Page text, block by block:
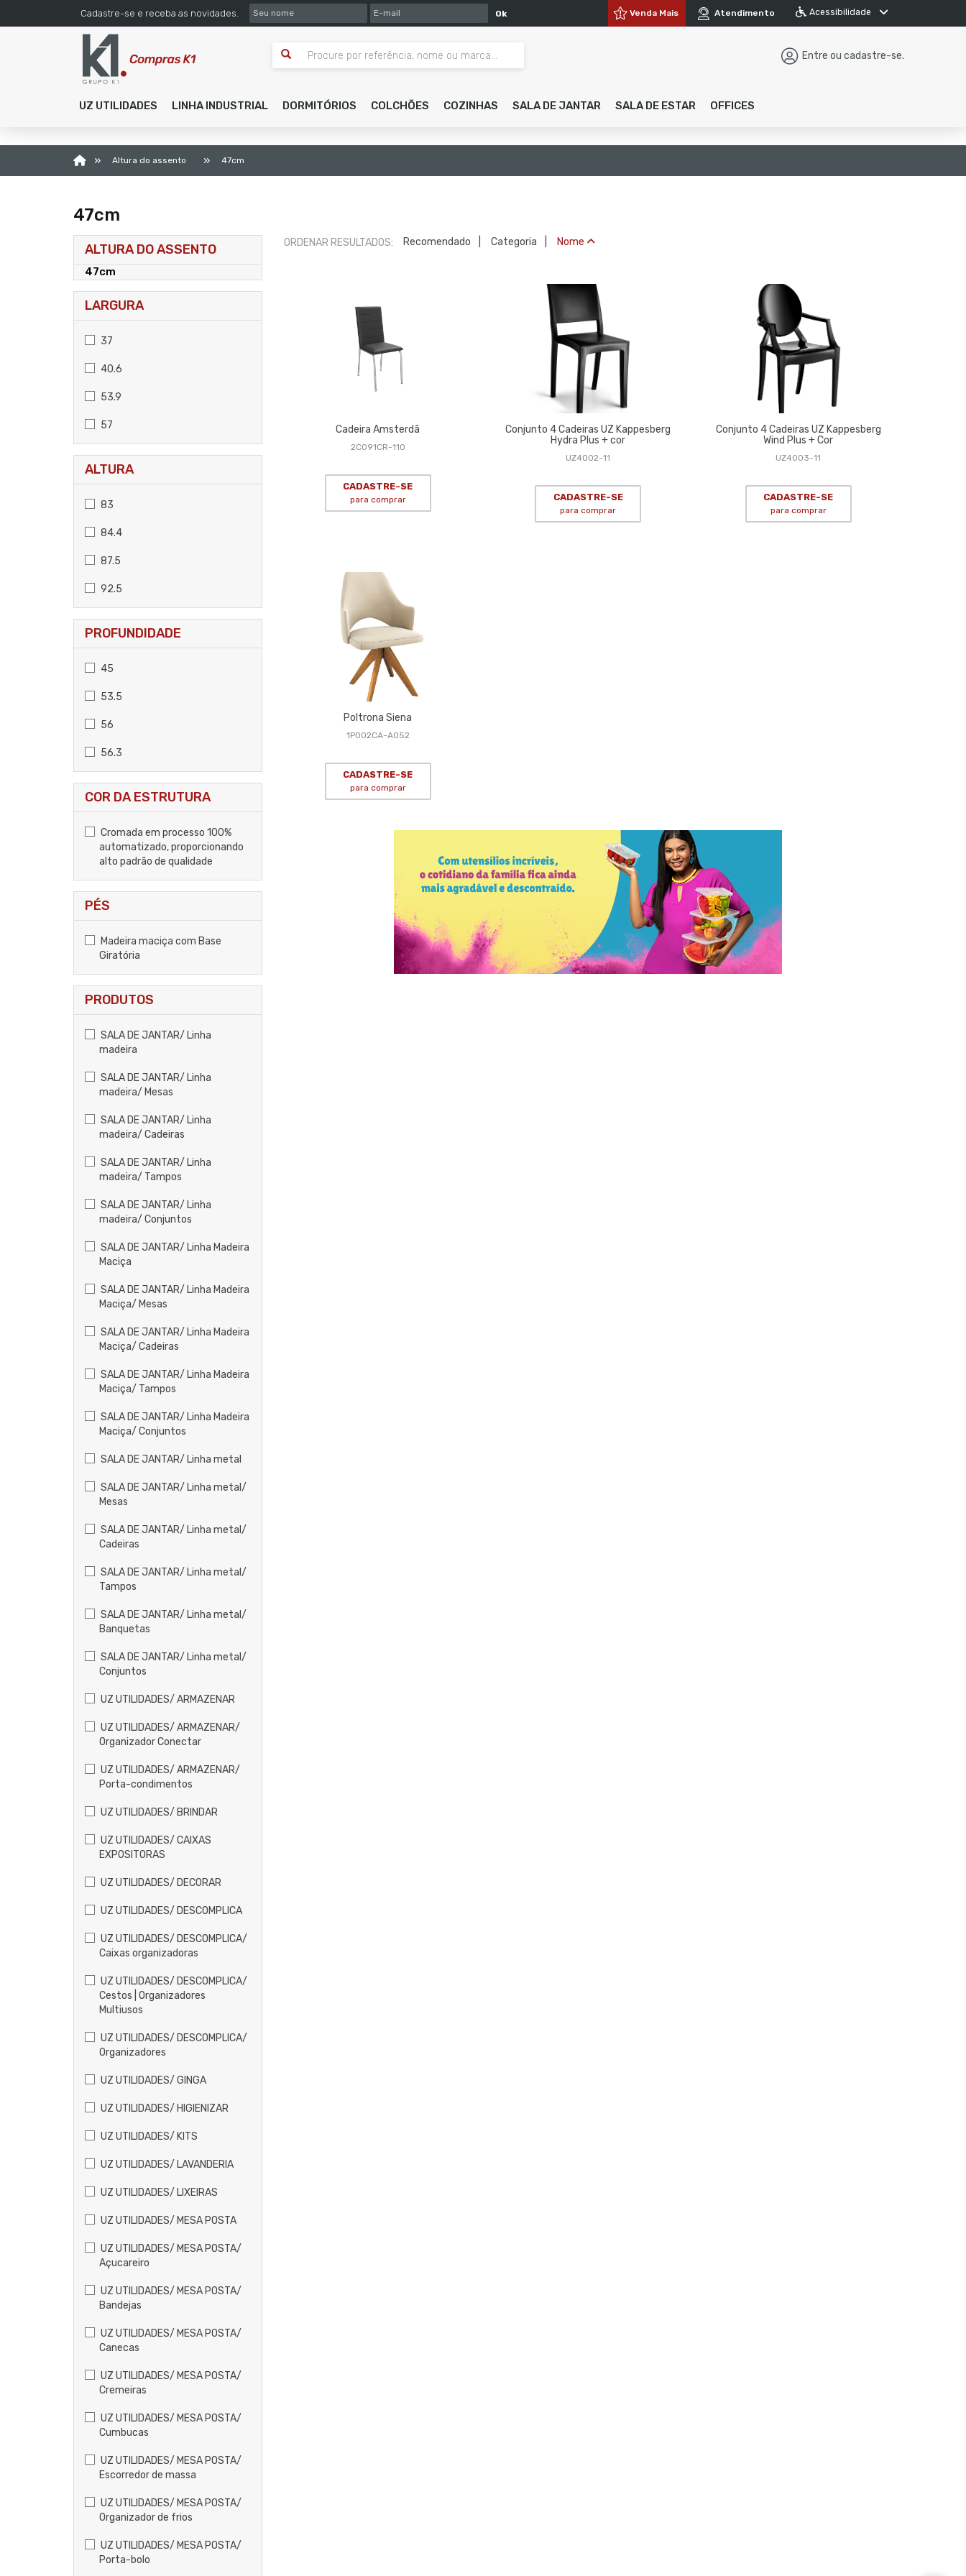
Cadastre-se e receba as novidades. SEU NOME E-MAIL Ok Venda Mais Atendimento Acessibilidade
Entre ou cadastre-se.
UZ UTILIDADES LINHA INDUSTRIAL DORMITÓRIOS COLCHÕES COZINHAS SALA DE JANTAR SALA DE ESTAR OFFICES
» Altura do assento » 47cm
47cm
ALTURA DO ASSENTO
47cm
LARGURA
37
40.6
53.9
57
ALTURA
83
84.4
87.5
92.5
PROFUNDIDADE
45
53.5
56
56.3
COR DA ESTRUTURA
Cromada em processo 100%
automatizado, proporcionando
alto padrão de qualidade
PÉS
Madeira maciça com Base
Giratória
PRODUTOS
SALA DE JANTAR/ Linha
madeira
SALA DE JANTAR/ Linha
madeira/ Mesas
SALA DE JANTAR/ Linha
madeira/ Cadeiras
SALA DE JANTAR/ Linha
madeira/ Tampos
SALA DE JANTAR/ Linha
madeira/ Conjuntos
SALA DE JANTAR/ Linha Madeira
Maciça
SALA DE JANTAR/ Linha Madeira
Maciça/ Mesas
SALA DE JANTAR/ Linha Madeira
Maciça/ Cadeiras
SALA DE JANTAR/ Linha Madeira
Maciça/ Tampos
SALA DE JANTAR/ Linha Madeira
Maciça/ Conjuntos
SALA DE JANTAR/ Linha metal
SALA DE JANTAR/ Linha metal/
Mesas
SALA DE JANTAR/ Linha metal/
Cadeiras
SALA DE JANTAR/ Linha metal/
Tampos
SALA DE JANTAR/ Linha metal/
Banquetas
SALA DE JANTAR/ Linha metal/
Conjuntos
UZ UTILIDADES/ ARMAZENAR
UZ UTILIDADES/ ARMAZENAR/
Organizador Conectar
UZ UTILIDADES/ ARMAZENAR/
Porta-condimentos
UZ UTILIDADES/ BRINDAR
UZ UTILIDADES/ CAIXAS
EXPOSITORAS
UZ UTILIDADES/ DECORAR
UZ UTILIDADES/ DESCOMPLICA
UZ UTILIDADES/ DESCOMPLICA/
Caixas organizadoras
UZ UTILIDADES/ DESCOMPLICA/
Cestos | Organizadores
Multiusos
UZ UTILIDADES/ DESCOMPLICA/
Organizadores
UZ UTILIDADES/ GINGA
UZ UTILIDADES/ HIGIENIZAR
UZ UTILIDADES/ KITS
UZ UTILIDADES/ LAVANDERIA
UZ UTILIDADES/ LIXEIRAS
UZ UTILIDADES/ MESA POSTA
UZ UTILIDADES/ MESA POSTA/
Açucareiro
UZ UTILIDADES/ MESA POSTA/
Bandejas
UZ UTILIDADES/ MESA POSTA/
Canecas
UZ UTILIDADES/ MESA POSTA/
Cremeiras
UZ UTILIDADES/ MESA POSTA/
Cumbucas
UZ UTILIDADES/ MESA POSTA/
Escorredor de massa
UZ UTILIDADES/ MESA POSTA/
Organizador de frios
UZ UTILIDADES/ MESA POSTA/
Porta-bolo
ORDENAR RESULTADOS: Recomendado Categoria Nome
Cadeira Amsterdã
2C091CR-110
CADASTRE-SE
para comprar
Conjunto 4 Cadeiras UZ Kappesberg
Hydra Plus + cor
UZ4002-11
CADASTRE-SE
para comprar
Conjunto 4 Cadeiras UZ Kappesberg
Wind Plus + Cor
UZ4003-11
CADASTRE-SE
para comprar
Poltrona Siena
1P002CA-A052
CADASTRE-SE
para comprar